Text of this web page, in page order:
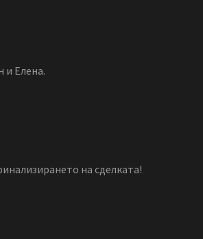
и Елена.
на сделката!